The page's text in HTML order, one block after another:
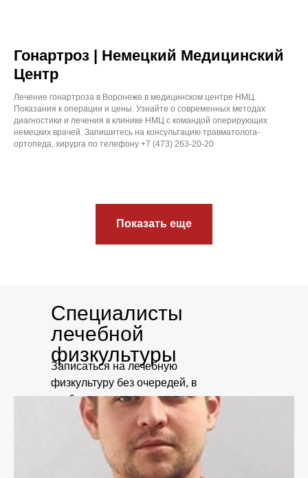
Гонартроз | Немецкий Медицинский
Центр
Лечение гонартроза в Воронеже в медицинском центре НМЦ.
Показания к операции и цены. Узнайте о современных методах
диагностики и лечения в клинике НМЦ с командой оперирующих
немецких врачей. Запишитесь на консультацию травматолога-
ортопеда, хирурга по телефону +7 (473) 263-20-20
Показать еще
Записаться на лечебную
физкультуру без очередей, в
удобное время
Специалисты
лечебной
физкультуры